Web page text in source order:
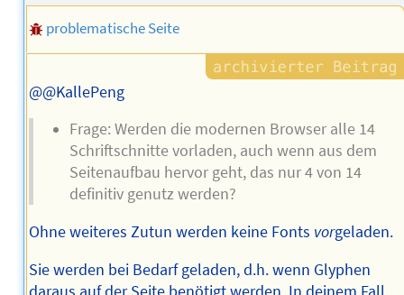
problematische Seite
@@KallePeng
Frage: Werden die modernen Browser alle 14
Schriftschnitte vorladen, auch wenn aus dem
Seitenaufbau hervor geht, das nur 4 von 14
definitiv genutz werden?
Ohne weiteres Zutun werden keine Fonts vorgeladen.
Sie werden bei Bedarf geladen, d.h. wenn Glyphen
daraus auf der Seite benötigt werden. In deinem Fall